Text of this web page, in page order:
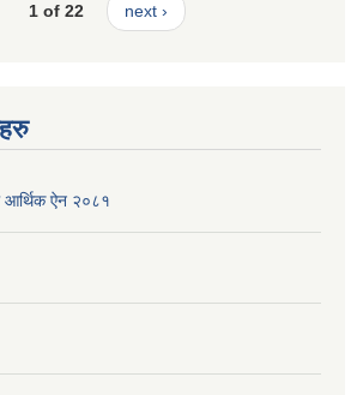
1 of 22 next ›
आर्थिक ऐन २०८१